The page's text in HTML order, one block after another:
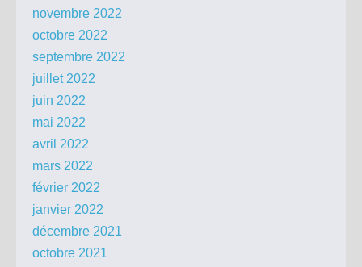
novembre 2022
octobre 2022
septembre 2022
juillet 2022
juin 2022
mai 2022
avril 2022
mars 2022
février 2022
janvier 2022
décembre 2021
octobre 2021